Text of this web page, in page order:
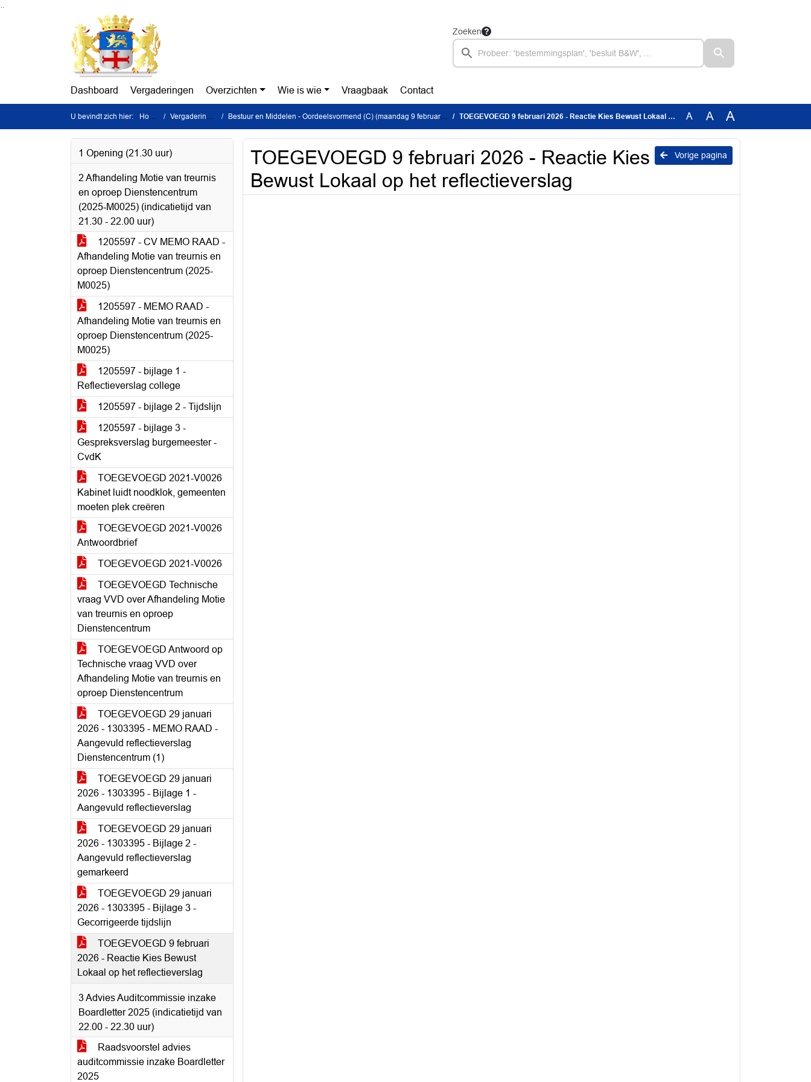
Ga naar de inhoud van deze pagina
Zoeken
Dashboard Vergaderingen Overzichten Wie is wie Vraagbaak Contact
U bevindt zich hier: Home Vergaderingen Bestuur en Middelen - Oordeelsvormend (C) (maandag 9 februari 2026) TOEGEVOEGD 9 februari 2026 - Reactie Kies Bewust Lokaal op het reflectieverslag A A A
1 Opening (21.30 uur)
2 Afhandeling Motie van treurnis
en oproep Dienstencentrum
(2025-M0025) (indicatietijd van
21.30 - 22.00 uur)
1205597 - CV MEMO RAAD -
Afhandeling Motie van treurnis en
oproep Dienstencentrum (2025-
M0025)
1205597 - MEMO RAAD -
Afhandeling Motie van treurnis en
oproep Dienstencentrum (2025-
M0025)
1205597 - bijlage 1 -
Reflectieverslag college
1205597 - bijlage 2 - Tijdslijn
1205597 - bijlage 3 -
Gespreksverslag burgemeester -
CvdK
TOEGEVOEGD 2021-V0026
Kabinet luidt noodklok, gemeenten
moeten plek creëren
TOEGEVOEGD 2021-V0026
Antwoordbrief
TOEGEVOEGD 2021-V0026
TOEGEVOEGD Technische
vraag VVD over Afhandeling Motie
van treurnis en oproep
Dienstencentrum
TOEGEVOEGD Antwoord op
Technische vraag VVD over
Afhandeling Motie van treurnis en
oproep Dienstencentrum
TOEGEVOEGD 29 januari
2026 - 1303395 - MEMO RAAD -
Aangevuld reflectieverslag
Dienstencentrum (1)
TOEGEVOEGD 29 januari
2026 - 1303395 - Bijlage 1 -
Aangevuld reflectieverslag
TOEGEVOEGD 29 januari
2026 - 1303395 - Bijlage 2 -
Aangevuld reflectieverslag
gemarkeerd
TOEGEVOEGD 29 januari
2026 - 1303395 - Bijlage 3 -
Gecorrigeerde tijdslijn
TOEGEVOEGD 9 februari
2026 - Reactie Kies Bewust
Lokaal op het reflectieverslag
3 Advies Auditcommissie inzake
Boardletter 2025 (indicatietijd van
22.00 - 22.30 uur)
Raadsvoorstel advies
auditcommissie inzake Boardletter
2025
Vorige pagina
TOEGEVOEGD 9 februari 2026 - Reactie Kies
Bewust Lokaal op het reflectieverslag